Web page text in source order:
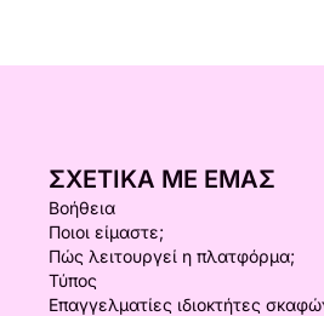
ΣΧΕΤΙΚΆ ΜΕ ΕΜΆΣ
Βοήθεια
Ποιοι είμαστε;
Πώς λειτουργεί η πλατφόρμα;
Τύπος
Επαγγελματίες ιδιοκτήτες